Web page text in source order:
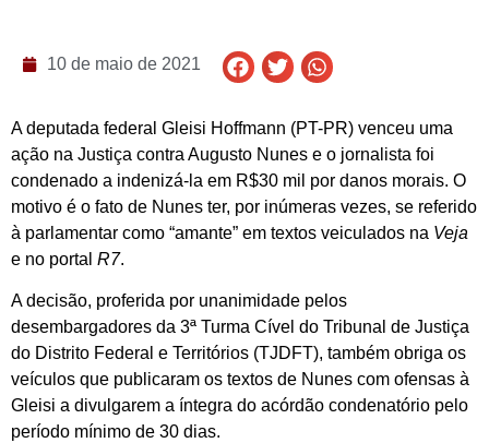
10 de maio de 2021
A deputada federal Gleisi Hoffmann (PT-PR) venceu uma
ação na Justiça contra Augusto Nunes e o jornalista foi
condenado a indenizá-la em R$30 mil por danos morais. O
motivo é o fato de Nunes ter, por inúmeras vezes, se referido
à parlamentar como “amante” em textos veiculados na Veja
e no portal R7.
A decisão, proferida por unanimidade pelos
desembargadores da 3ª Turma Cível do Tribunal de Justiça
do Distrito Federal e Territórios (TJDFT), também obriga os
veículos que publicaram os textos de Nunes com ofensas à
Gleisi a divulgarem a íntegra do acórdão condenatório pelo
período mínimo de 30 dias.